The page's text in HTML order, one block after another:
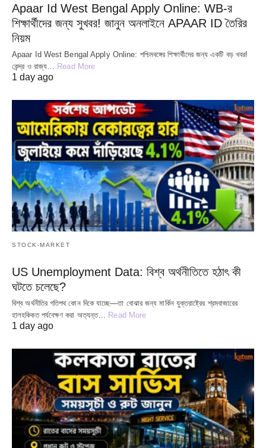
Apaar Id West Bengal Apply Online: WB-র
শিক্ষার্থীদের জন্য সুখবর! জানুন অনলাইনে APAAR ID তৈরির
নিয়ম
Apaar Id West Bengal Apply Online: পশ্চিমবঙ্গের শিক্ষার্থীদের জন্য একটি বড় খবর!
কেন্দ্র ও রাজ্য… Read More
1 day ago
STOCK-MARKET
US Unemployment Data: বিশ্ব অর্থনীতিতে হঠাৎ কী
ঘটতে চলেছে?
বিশ্ব অর্থনীতির গতিপথ কোন দিকে যাচ্ছে—তা বোঝার জন্য মার্কিন যুক্তরাষ্ট্রের শ্রমবাজারের
হালহকিকত পর্যবেক্ষণ করা অত্যন্ত… Read More
1 day ago